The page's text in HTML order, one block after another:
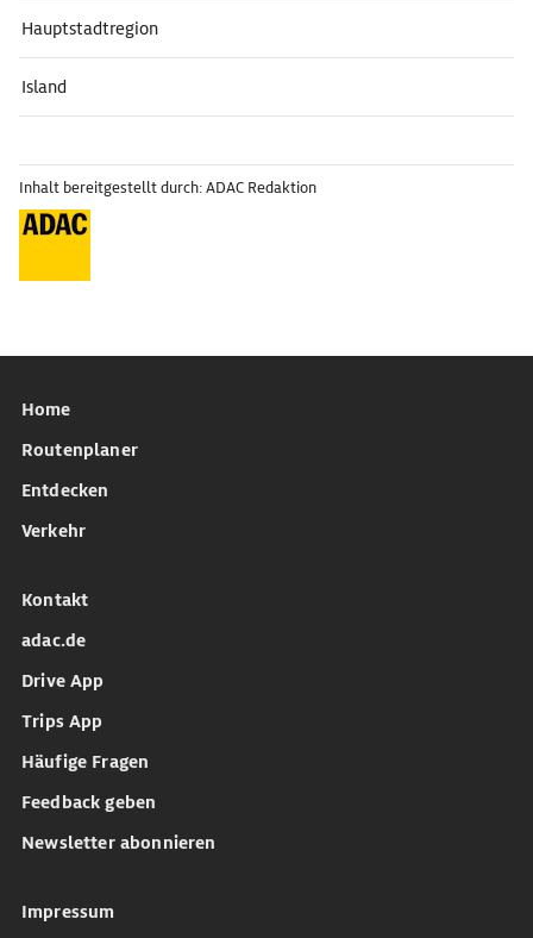
Hauptstadtregion
Island
Inhalt bereitgestellt durch: ADAC Redaktion
Home
Routenplaner
Entdecken
Verkehr
Kontakt
adac.de
Drive App
Trips App
Häufige Fragen
Feedback geben
Newsletter abonnieren
Impressum